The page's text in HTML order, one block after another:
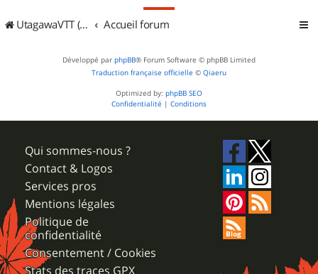
UtagawaVTT (Randos VTT et VTTAE avec traces GPS) Accueil forum
Développé par phpBB® Forum Software © phpBB Limited
Traduction française officielle © Qiaeru
Optimized by: phpBB SEO
Confidentialité | Conditions
Qui sommes-nous ?
Contact & Logos
Services pros
Mentions légales
Politique de
confidentialité
Consentement / Cookies
Stats des traces GPX